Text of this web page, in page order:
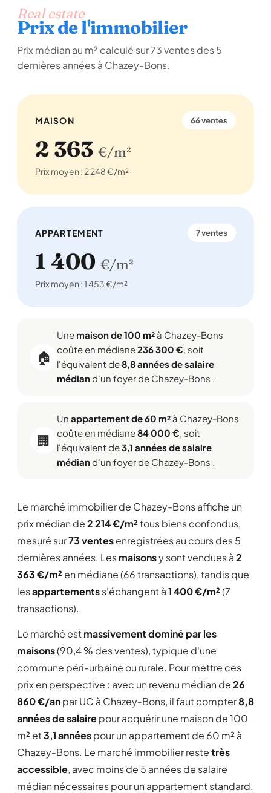
Real estate
Prix de l'immobilier
Prix médian au m² calculé sur 73 ventes des 5
dernières années à Chazey-Bons.
MAISON 66 ventes
2 363 €/m²
Prix moyen : 2 248 €/m²
APPARTEMENT 7 ventes
1 400 €/m²
Prix moyen : 1 453 €/m²
🏠
Une maison de 100 m² à Chazey-Bons
coûte en médiane236 300 €, soit
l'équivalent de8,8 années de salaire
médiand'un foyer de Chazey-Bons .
🏢
Un appartement de 60 m² à Chazey-Bons
coûte en médiane84 000 €, soit
l'équivalent de3,1 années de salaire
médiand'un foyer de Chazey-Bons .
Le marché immobilier de Chazey-Bons affiche un
prix médian de2 214 €/m²tous biens confondus,
mesuré sur73 ventesenregistrées au cours des 5
dernières années. Lesmaisonsy sont vendues à2
363 €/m² en médiane (66 transactions), tandis que
lesappartementss'échangent à1 400 €/m²(7
transactions).
Le marché estmassivement dominé par les
maisons(90,4 % des ventes), typique d'une
commune péri-urbaine ou rurale. Pour mettre ces
prix en perspective : avec un revenu médian de26
860 €/anpar UC à Chazey-Bons, il faut compter8,8
années de salairepour acquérir une maison de 100
m² et3,1 annéespour un appartement de 60 m² à
Chazey-Bons. Le marché immobilier restetrès
accessible, avec moins de 5 années de salaire
médian nécessaires pour un appartement standard.